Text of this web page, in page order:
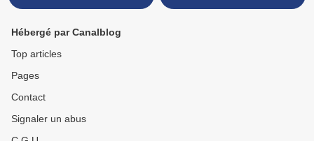
Hébergé par Canalblog
Top articles
Pages
Contact
Signaler un abus